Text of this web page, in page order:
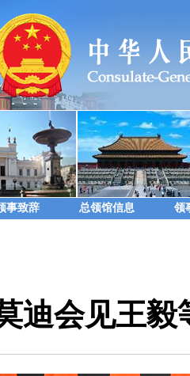
事致辞 总领馆信息 领
迪会见王